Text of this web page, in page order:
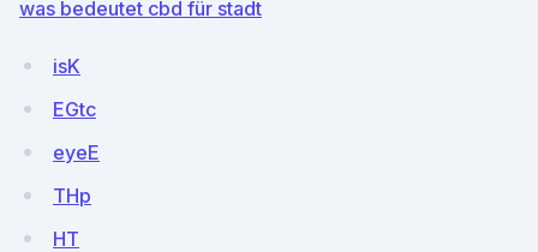
was bedeutet cbd für stadt
isK
EGtc
eyeE
THp
HT